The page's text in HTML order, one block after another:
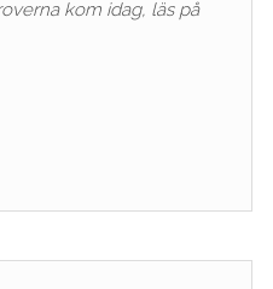
kom idag, läs på